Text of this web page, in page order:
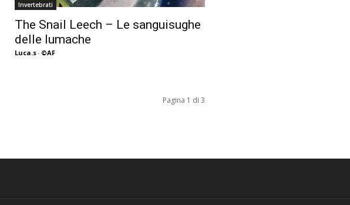
Invertebrati
The Snail Leech – Le sanguisughe
delle lumache
Luca.s- ©AF
Pagina 1 di 3